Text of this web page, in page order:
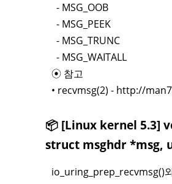
- MSG_OOB
- MSG_PEEK
- MSG_TRUNC
- MSG_WAITALL
⦿ 참고
• recvmsg(2) - http://
📦 [Linux kernel 5.3]
struct msghdr *msg,
io_uring_prep_recvmsg()